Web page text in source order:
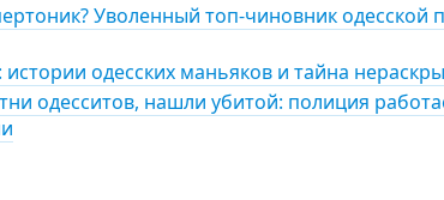
Уволенный топ-чиновник одесской
одесских маньяков и тайна
одесситов, нашли убитой: полиция